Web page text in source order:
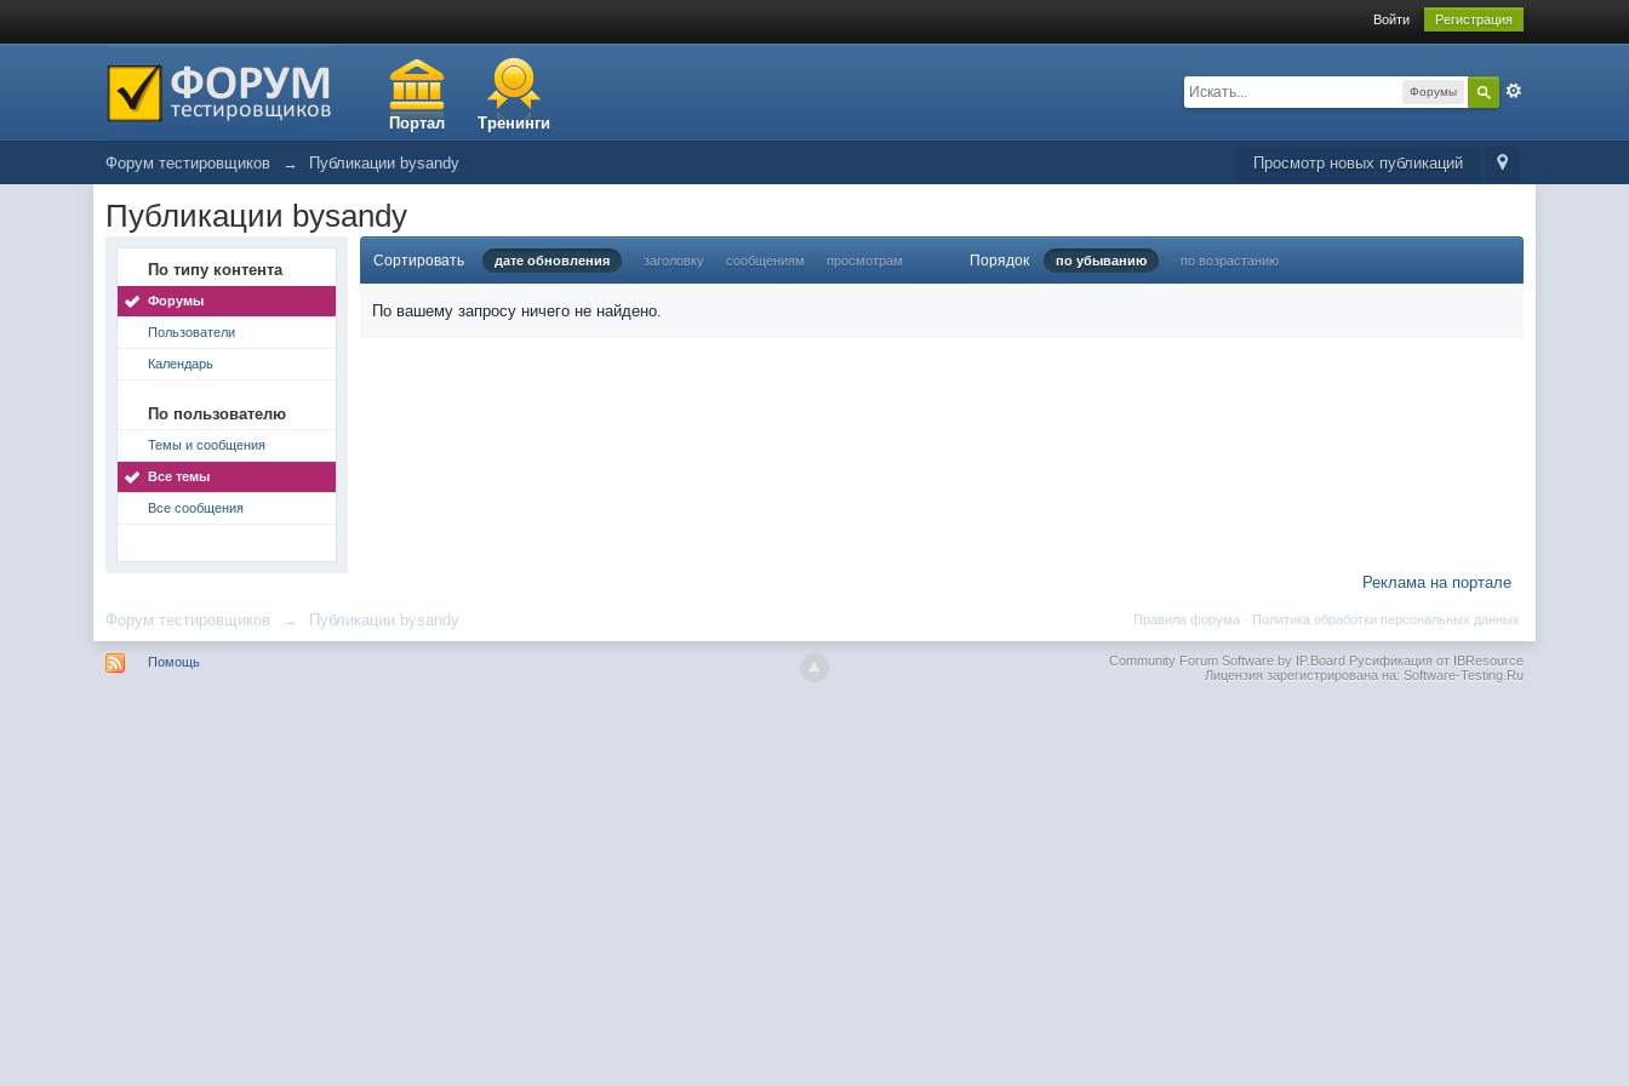
Войти Регистрация
Портал Тренинги
Форумы
Просмотр новых публикаций
Форум тестировщиков → Публикации bysandy
Публикации bysandy
По типу контента
Форумы
Пользователи
Календарь
По пользователю
Темы и сообщения
Все темы
Все сообщения
Сортировать дате обновления заголовку сообщениям просмотрам Порядок по убыванию по возрастанию
По вашему запросу ничего не найдено.
Реклама на портале
Форум тестировщиков → Публикации bysandy Политика обработки персональных данных
Правила форума ·
Помощь Community Forum Software by IP.BoardРусификация от IBResource
Лицензия зарегистрирована на: Software-Testing.Ru